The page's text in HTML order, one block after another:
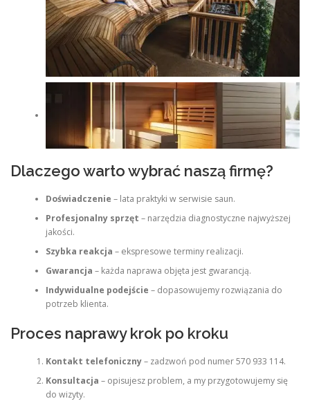
Dlaczego warto wybrać naszą firmę?
Doświadczenie – lata praktyki w serwisie saun.
Profesjonalny sprzęt – narzędzia diagnostyczne najwyższej
jakości.
Szybka reakcja – ekspresowe terminy realizacji.
Gwarancja – każda naprawa objęta jest gwarancją.
Indywidualne podejście – dopasowujemy rozwiązania do
potrzeb klienta.
Proces naprawy krok po kroku
Kontakt telefoniczny– zadzwoń pod numer 570 933 114.
Konsultacja – opisujesz problem, a my przygotowujemy się
do wizyty.